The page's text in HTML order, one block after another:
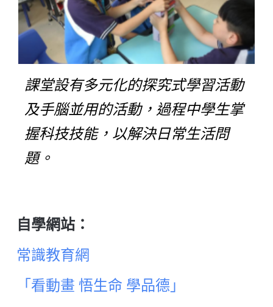
課堂設有多元化的探究式學習活動
及手腦並用的活動，過程中學生掌
握科技技能，以解決日常生活問
題。
自學網站：
常識教育網
「看動畫 悟生命 學品德」